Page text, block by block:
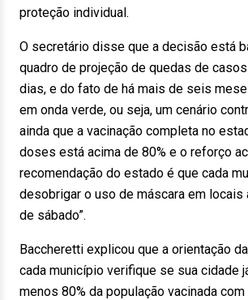
proteção individual.
O secretário disse que a decisão está
quadro de projeção de quedas de
dias, e do fato de há mais de seis
em onda verde, ou seja, um cenário
ainda que a vacinação completa no
doses está acima de 80% e o reforço
recomendação do estado é que cada
desobrigar o uso de máscara em locais
de sábado”.
Baccheretti explicou que a orientação
cada município verifique se sua cidade
menos 80% da população vacinada